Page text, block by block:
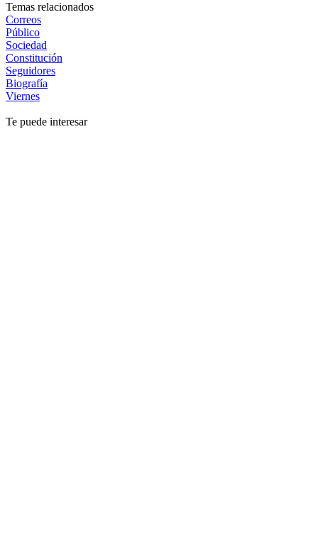
Temas relacionados
Correos
Público
Sociedad
Constitución
Seguidores
Biografía
Viernes
Te puede interesar